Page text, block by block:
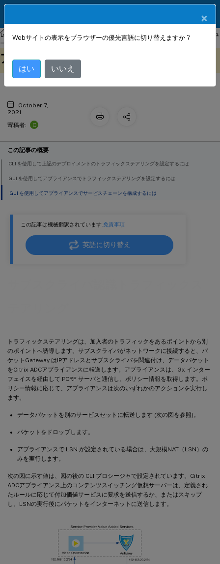
NetScaler NetScaler ADC 13.0
通信サービスプロバイダ向けソリュ
ーション
この記事は機械翻訳されています.免責事項
英語に切り替え
トラフィックステアリングは、加入者のトラフィックをあるポイントから別
のポイントへ誘導します。サブスクライバがネットワークに接続すると、パ
ケットGateway はIPアドレスとサブスクライバを関連付け、データパケット
をCitrix ADCアプライアンスに転送します。アプライアンスは、Gx インター
フェイスを経由して PCRF サーバと通信し、ポリシー情報を取得します。ポ
リシー情報に応じて、アプライアンスは次のいずれかのアクションを実行し
ます。
データパケットを別のサービスセットに転送します (次の図を参照)。
パケットをドロップします。
アプライアンスで LSN が設定されている場合は、大規模NAT（LSN）の
みを実行します。
次の図に示す値は、図の後の CLI プロシージャで設定されています。Citrix
ADCアプライアンス上のコンテンツスイッチング仮想サーバーは、定義され
たルールに応じて付加価値サービスに要求を送信するか、またはスキップ
し、LSNの実行後にパケットをインターネットに送信します。
翻訳されています。
サブスクライバ認識トラフィックステ
アリング
October 7,
2021
寄稿者:
C
この記事の概要
CLI を使用して上記のデプロイメントのトラフィックステアリングを設定するには
GUI を使用してアプライアンスでトラフィックステアリングを設定するには
GUI を使用してアプライアンスでサービスチェーンを構成するには
×
Webサイトの表示をブラウザーの優先言語に切り替えますか ?
はい いいえ